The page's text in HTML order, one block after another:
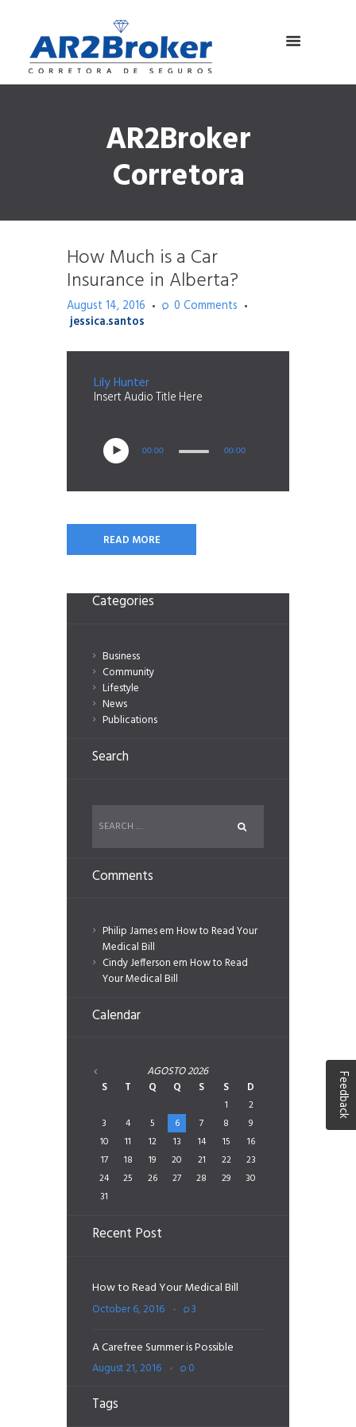
AR2Broker
Corretora
How Much is a Car
Insurance in Alberta?
August 14, 2016 0 Comments
jessica.santos
Lily Hunter
Insert Audio Title Here
00:00 00:00
READ MORE
Categories
Business
Community
Lifestyle
News
Publications
Search
Comments
Philip JamesemHow to Read Your
Medical Bill
Cindy JeffersonemHow to Read
Your Medical Bill
Calendar
AGOSTO2026
S
T Q Q S S D
1
2
3
4 5 6 7 8
9
10
11 12 13 14 15
16
17
18 19 20 21 22
23
24
25 26 27 28 29
30
31
Recent Post
How to Read Your Medical Bill
October 6, 2016 3
A Carefree Summer is Possible
August 21, 2016 0
Tags
Feedback